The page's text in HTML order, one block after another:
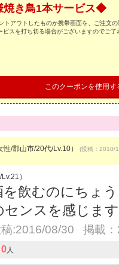
き鳥1本サービス◆
アウトしたものか携帯画面を、ご注文
スを打ち切る場合がございますのでご了
このクーポンを使用す
性/郡山市/20代/Lv.10） (投稿：2010/
）
を飲むのにちょ
ンスを感じま
稿:2016/08/30 掲載
0人